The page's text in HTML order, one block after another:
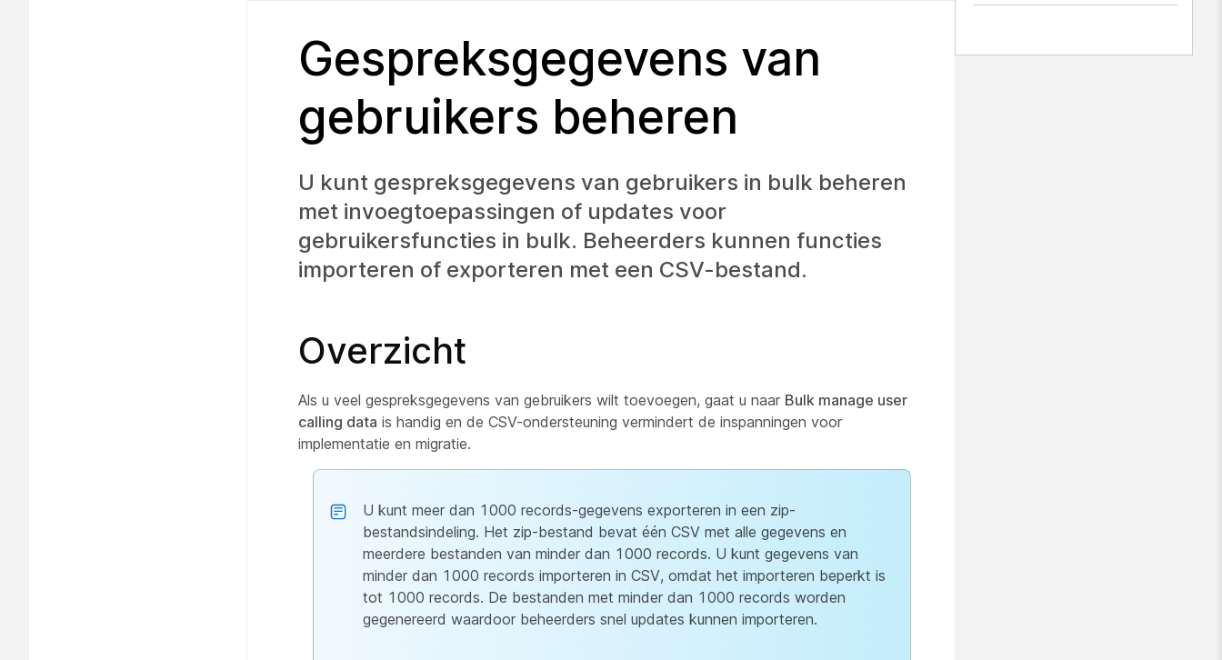
Gespreksgegevens van
gebruikers beheren
U kunt gespreksgegevens van gebruikers in bulk beheren
met invoegtoepassingen of updates voor
gebruikersfuncties in bulk. Beheerders kunnen functies
importeren of exporteren met een CSV-bestand.
Overzicht
Als u veel gespreksgegevens van gebruikers wilt toevoegen, gaat u naar Bulk manage user
calling data is handig en de CSV-ondersteuning vermindert de inspanningen voor
implementatie en migratie.
U kunt meer dan 1000 records-gegevens exporteren in een zip-
bestandsindeling. Het zip-bestand bevat één CSV met alle gegevens en
meerdere bestanden van minder dan 1000 records. U kunt gegevens van
minder dan 1000 records importeren in CSV, omdat het importeren beperkt is
tot 1000 records. De bestanden met minder dan 1000 records worden
gegenereerd waardoor beheerders snel updates kunnen importeren.